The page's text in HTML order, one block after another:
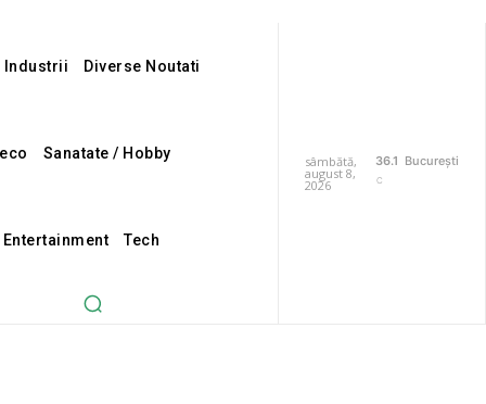
Industrii Diverse Noutati
Sanatate / Hobby
Tech
sâmbătă,
august 8,
2026
36.1
C
București